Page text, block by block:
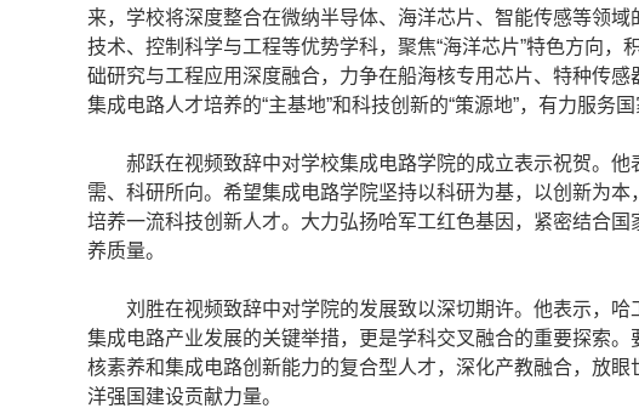
来，学校将深度整合在微纳半导体、海洋芯片、智能传感等领
技术、控制科学与工程等优势学科，聚焦“海洋芯片”特色方向，
础研究与工程应用深度融合，力争在船海核专用芯片、特种传
集成电路人才培养的“主基地”和科技创新的“策源地”，有力服务
郝跃在视频致辞中对学校集成电路学院的成立表示祝贺。他
需、科研所向。希望集成电路学院坚持以科研为基，以创新为
培养一流科技创新人才。大力弘扬哈军工红色基因，紧密结合
养质量。
刘胜在视频致辞中对学院的发展致以深切期许。他表示，哈
集成电路产业发展的关键举措，更是学科交叉融合的重要探索
核素养和集成电路创新能力的复合型人才，深化产教融合，放
洋强国建设贡献力量。